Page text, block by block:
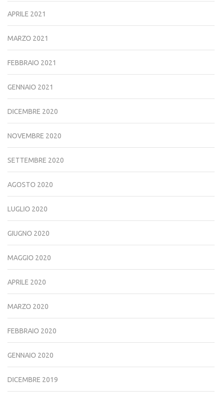
APRILE 2021
MARZO 2021
FEBBRAIO 2021
GENNAIO 2021
DICEMBRE 2020
NOVEMBRE 2020
SETTEMBRE 2020
AGOSTO 2020
LUGLIO 2020
GIUGNO 2020
MAGGIO 2020
APRILE 2020
MARZO 2020
FEBBRAIO 2020
GENNAIO 2020
DICEMBRE 2019